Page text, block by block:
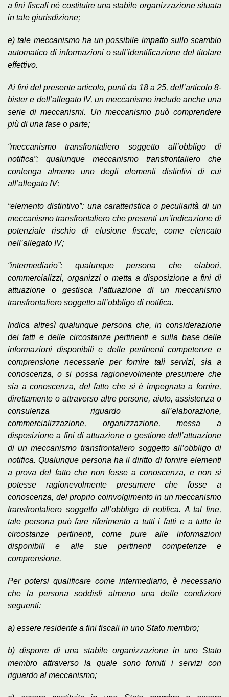
a fini fiscali né costituire una stabile organizzazione situata
in tale giurisdizione;
e) tale meccanismo ha un possibile impatto sullo scambio
automatico di informazioni o sull’identificazione del titolare
effettivo.
Ai fini del presente articolo, punti da 18 a 25, dell’articolo 8-
bister e dell’allegato IV, un meccanismo include anche una
serie di meccanismi. Un meccanismo può comprendere
più di una fase o parte;
“meccanismo transfrontaliero soggetto all’obbligo di
notifica”: qualunque meccanismo transfrontaliero che
contenga almeno uno degli elementi distintivi di cui
all’allegato IV;
“elemento distintivo”: una caratteristica o peculiarità di un
meccanismo transfrontaliero che presenti un’indicazione di
potenziale rischio di elusione fiscale, come elencato
nell’allegato IV;
“intermediario”: qualunque persona che elabori,
commercializzi, organizzi o metta a disposizione a fini di
attuazione o gestisca l’attuazione di un meccanismo
transfrontaliero soggetto all’obbligo di notifica.
Indica altresì qualunque persona che, in considerazione
dei fatti e delle circostanze pertinenti e sulla base delle
informazioni disponibili e delle pertinenti competenze e
comprensione necessarie per fornire tali servizi, sia a
conoscenza, o si possa ragionevolmente presumere che
sia a conoscenza, del fatto che si è impegnata a fornire,
direttamente o attraverso altre persone, aiuto, assistenza o
consulenza riguardo all’elaborazione,
commercializzazione, organizzazione, messa a
disposizione a fini di attuazione o gestione dell’attuazione
di un meccanismo transfrontaliero soggetto all’obbligo di
notifica. Qualunque persona ha il diritto di fornire elementi
a prova del fatto che non fosse a conoscenza, e non si
potesse ragionevolmente presumere che fosse a
conoscenza, del proprio coinvolgimento in un meccanismo
transfrontaliero soggetto all’obbligo di notifica. A tal fine,
tale persona può fare riferimento a tutti i fatti e a tutte le
circostanze pertinenti, come pure alle informazioni
disponibili e alle sue pertinenti competenze e
comprensione.
Per potersi qualificare come intermediario, è necessario
che la persona soddisfi almeno una delle condizioni
seguenti:
a) essere residente a fini fiscali in uno Stato membro;
b) disporre di una stabile organizzazione in uno Stato
membro attraverso la quale sono forniti i servizi con
riguardo al meccanismo;